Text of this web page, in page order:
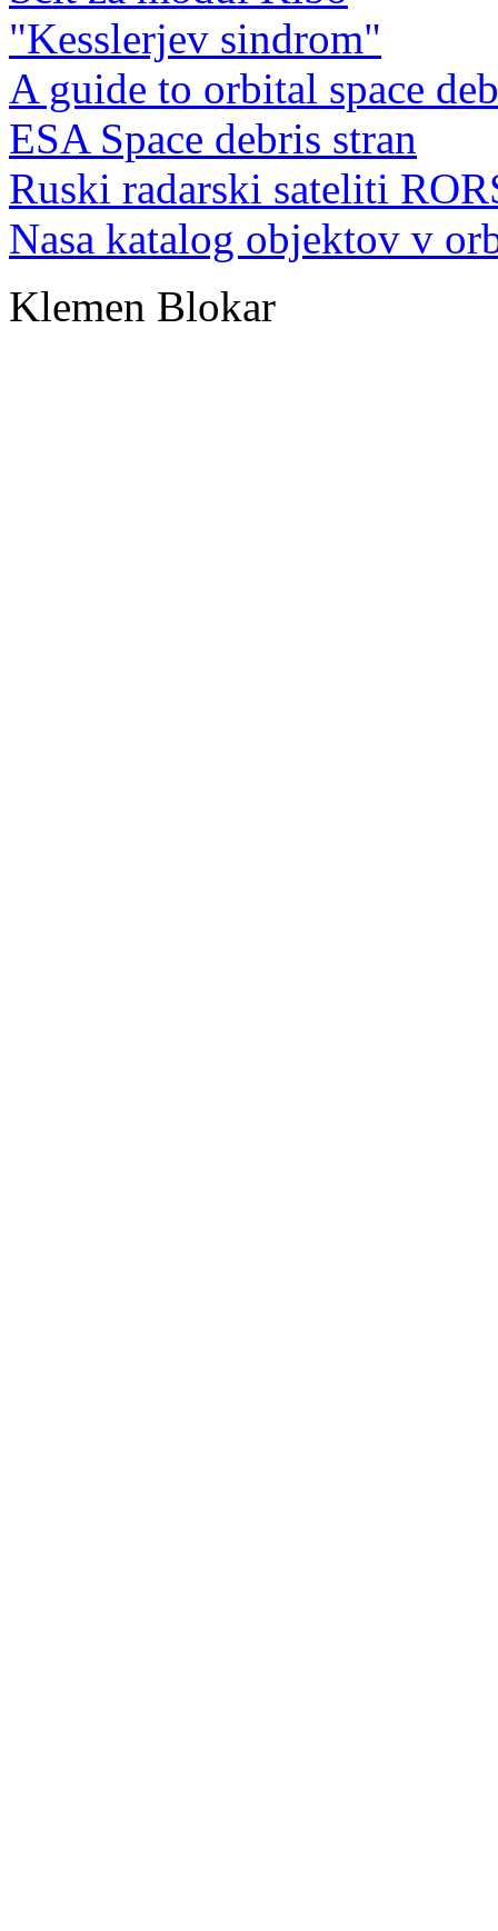
"Kesslerjev sindrom"
A guide to orbital space
ESA Space debris stran
Ruski radarski sateliti
Nasa katalog objektov v
Klemen Blokar